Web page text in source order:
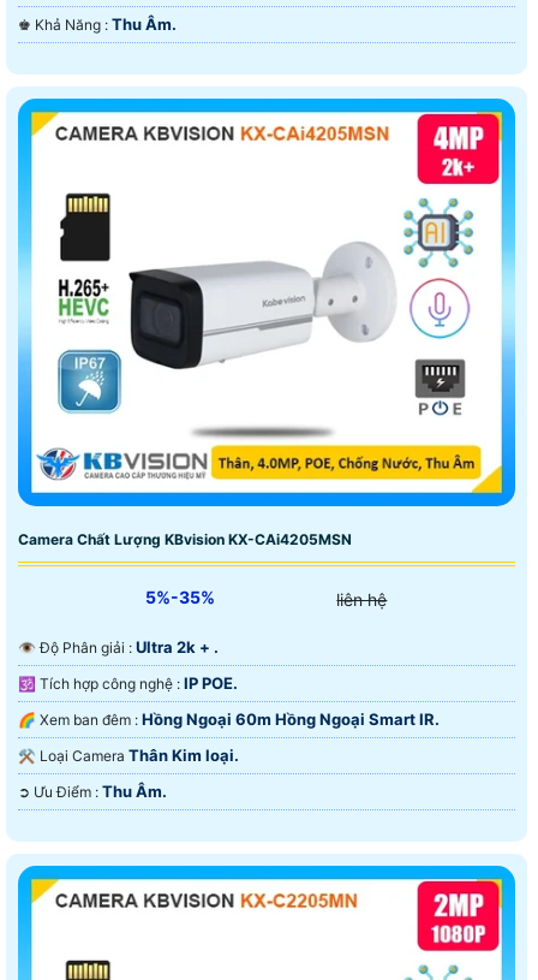
️♚ Khả Năng : Thu Âm.
Camera Chất Lượng KBvision KX-CAi4205MSN
5%-35% liên hệ
👁 Độ Phân giải : Ultra 2k + .
🕉️ Tích hợp công nghệ : IP POE.
🌈 Xem ban đêm : Hồng Ngoại 60m Hồng Ngoại Smart IR.
⚒ Loại Camera Thân Kim loại.
️➲ Ưu Điểm : Thu Âm.